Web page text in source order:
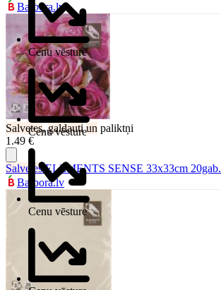
Barbora.lv
Salvetes,galdauti un paliktņi
1.49 €
Cenu vēsture
Salvetes ELEMENTS SENSE 33x33cm 20gab.
Barbora.lv
Cenu vēsture
Cenu vēsture